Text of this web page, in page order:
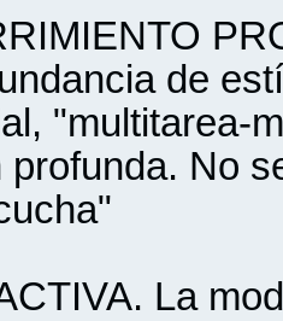
de
"multitarea-
profunda. No
La